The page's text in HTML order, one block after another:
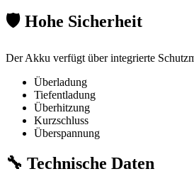
🛡️ Hohe Sicherheit
Der Akku verfügt über integrierte
Überladung
Tiefentladung
Überhitzung
Kurzschluss
Überspannung
🔧 Technische Daten